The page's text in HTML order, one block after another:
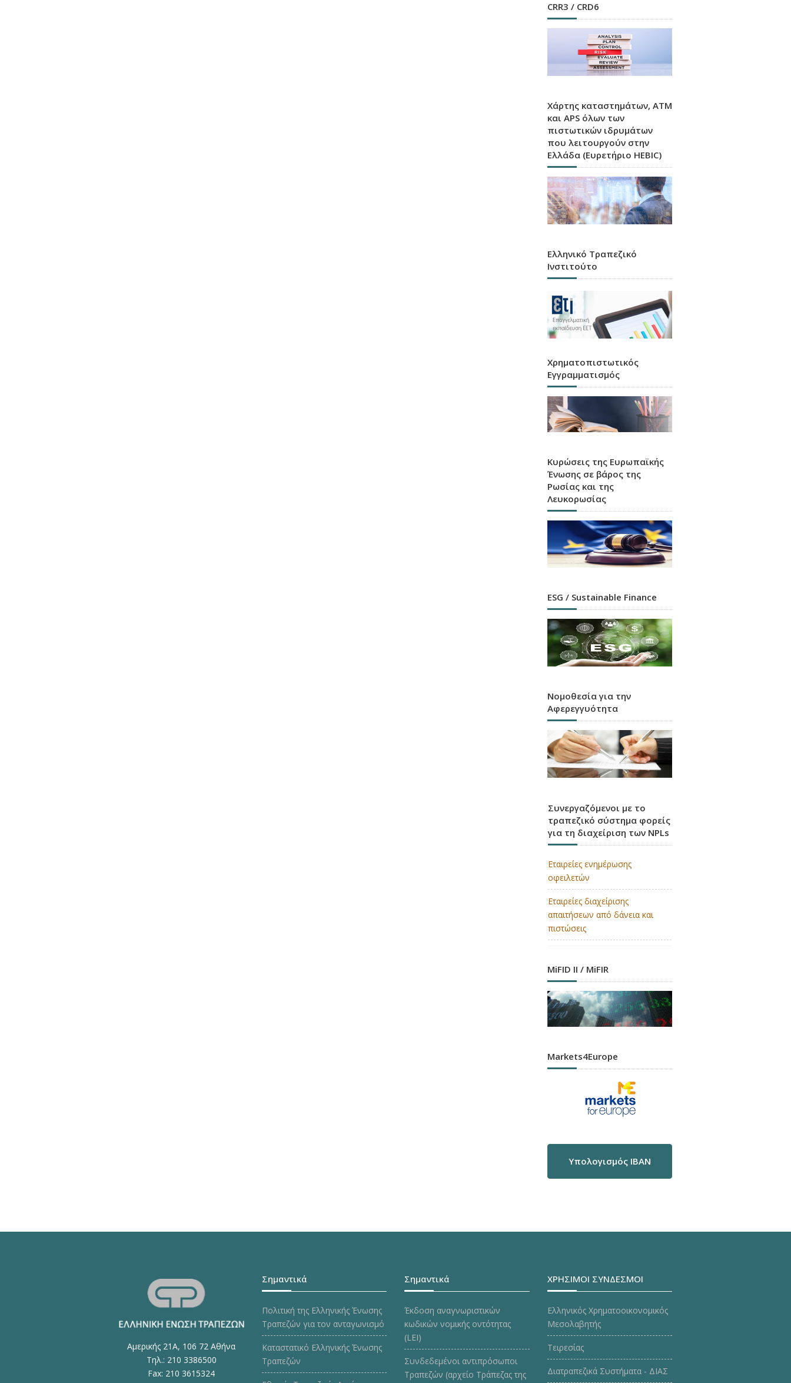
CRR3 / CRD6
Χάρτης καταστημάτων, ATM
και APS όλων των
πιστωτικών ιδρυμάτων
που λειτουργούν στην
Ελλάδα (Ευρετήριο HEBIC)
Ελληνικό Τραπεζικό
Ινστιτούτο
Χρηματοπιστωτικός
Εγγραμματισμός
Κυρώσεις της Ευρωπαϊκής
Ένωσης σε βάρος της
Ρωσίας και της
Λευκορωσίας
ESG / Sustainable Finance
Νομοθεσία για την
Αφερεγγυότητα
Συνεργαζόμενοι με το
τραπεζικό σύστημα φορείς
για τη διαχείριση των NPLs
Εταιρείες ενημέρωσης
οφειλετών
Εταιρείες διαχείρισης
απαιτήσεων από δάνεια και
πιστώσεις
MiFID II / MiFIR
Markets4Europe
Υπολογισμός IBAN
Αμερικής 21Α, 106 72 Αθήνα
Τηλ.: 210 3386500
Fax: 210 3615324
Σημαντικά
Πολιτική της Ελληνικής Ένωσης
Τραπεζών για τον ανταγωνισμό
Καταστατικό Ελληνικής Ένωσης
Τραπεζών
Σημαντικά
Έκδοση αναγνωριστικών
κωδικών νομικής οντότητας
(LEI)
Συνδεδεμένοι αντιπρόσωποι
Τραπεζών (αρχείο Τράπεζας της
ΧΡΗΣΙΜΟΙ ΣΥΝΔΕΣΜΟΙ
Ελληνικός Χρηματοοικονομικός
Μεσολαβητής
Τειρεσίας
Διατραπεζικά Συστήματα - ΔΙΑΣ